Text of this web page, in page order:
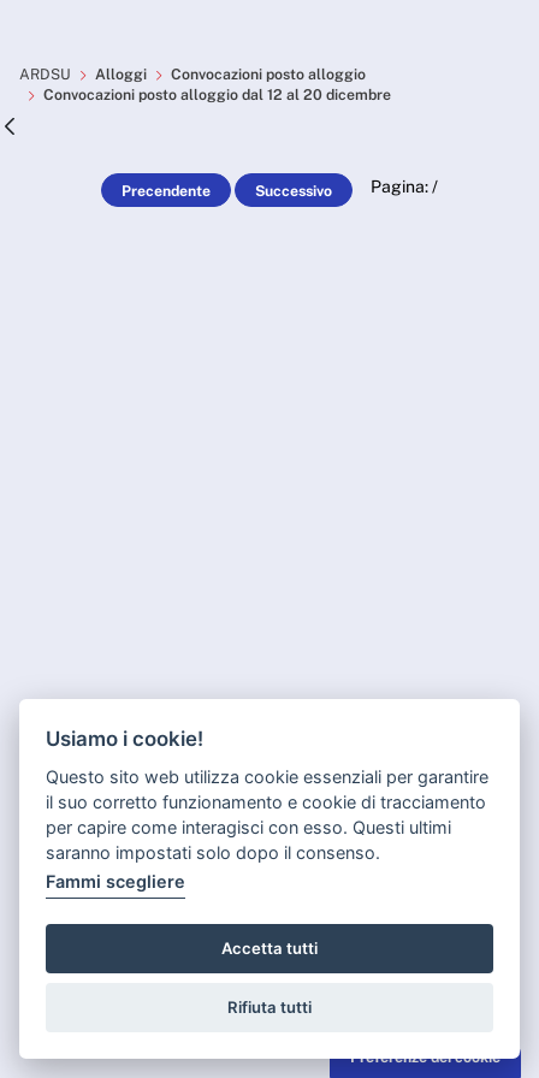
Convocazioni posto
ARDSU Alloggi
Convocazioni posto alloggio
Convocazioni posto alloggio dal 12 al 20 dicembre
Precendente Successivo Pagina:/
Usiamo i cookie!
Questo sito web utilizza cookie essenziali per garantire
il suo corretto funzionamento e cookie di tracciamento
per capire come interagisci con esso. Questi ultimi
saranno impostati solo dopo il consenso.
Fammi scegliere
Accetta tutti
Rifiuta tutti